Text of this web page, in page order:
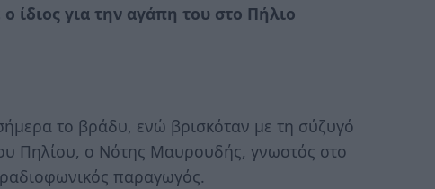
ίδιος για την αγάπη του στο Πήλιο
το βράδυ, ενώ βρισκόταν με τη σύζυγό
Πηλίου, ο Νότης Μαυρουδής, γνωστός στο
παραγωγός.